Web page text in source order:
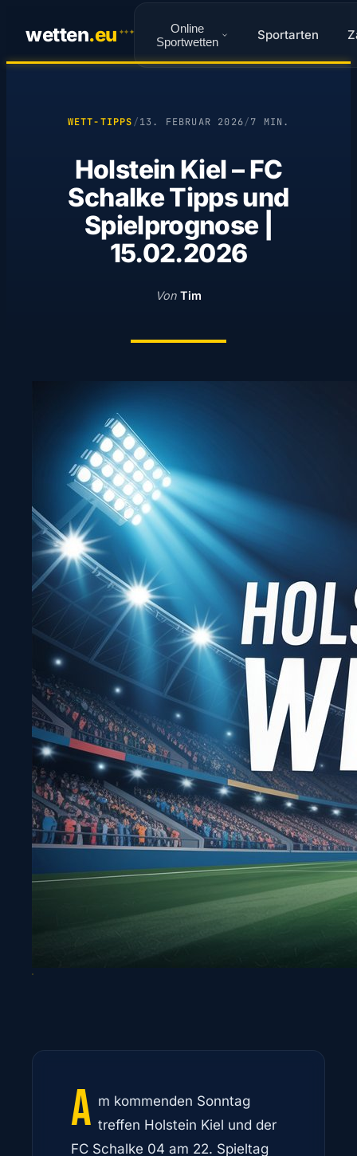
wetten.eu ✦✦ ✦
Online
Sportwetten
Sportarten
WETT-TIPPS/13. FEBRUAR 2026/7 MIN.
Holstein Kiel – FC
Schalke Tipps und
Spielprognose |
15.02.2026
Von Tim
A m kommenden Sonntag
treffen Holstein Kiel und der
FC Schalke 04 am 22. Spieltag